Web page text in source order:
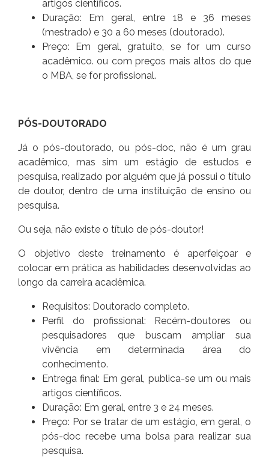
artigos científicos.
Duração: Em geral, entre 18 e 36 meses
(mestrado) e 30 a 60 meses (doutorado).
Preço: Em geral, gratuito, se for um curso
acadêmico. ou com preços mais altos do que
o MBA, se for profissional.
PÓS-DOUTORADO
Já o pós-doutorado, ou pós-doc, não é um grau
acadêmico, mas sim um estágio de estudos e
pesquisa, realizado por alguém que já possui o título
de doutor, dentro de uma instituição de ensino ou
pesquisa.
Ou seja, não existe o título de pós-doutor!
O objetivo deste treinamento é aperfeiçoar e
colocar em prática as habilidades desenvolvidas ao
longo da carreira acadêmica.
Requisitos: Doutorado completo.
Perfil do profissional: Recém-doutores ou
pesquisadores que buscam ampliar sua
vivência em determinada área do
conhecimento.
Entrega final: Em geral, publica-se um ou mais
artigos científicos.
Duração: Em geral, entre 3 e 24 meses.
Preço: Por se tratar de um estágio, em geral, o
pós-doc recebe uma bolsa para realizar sua
pesquisa.